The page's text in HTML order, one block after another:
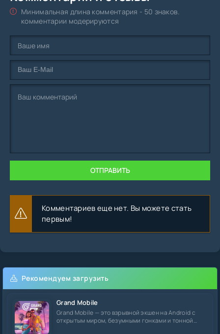
Минимальная длина комментария - 50 знаков.
комментарии модерируются
ОТПРАВИТЬ
Комментариев еще нет. Вы можете стать
первым!
Рекомендуем загрузить
Grand Mobile
Grand Mobile — это взрывной экшен на Android с
открытым миром, безумными гонками и тонной